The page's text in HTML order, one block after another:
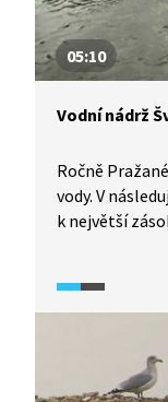
05:10
Vodní nádrž
Ročně
vody. V
k největší
a procesech,